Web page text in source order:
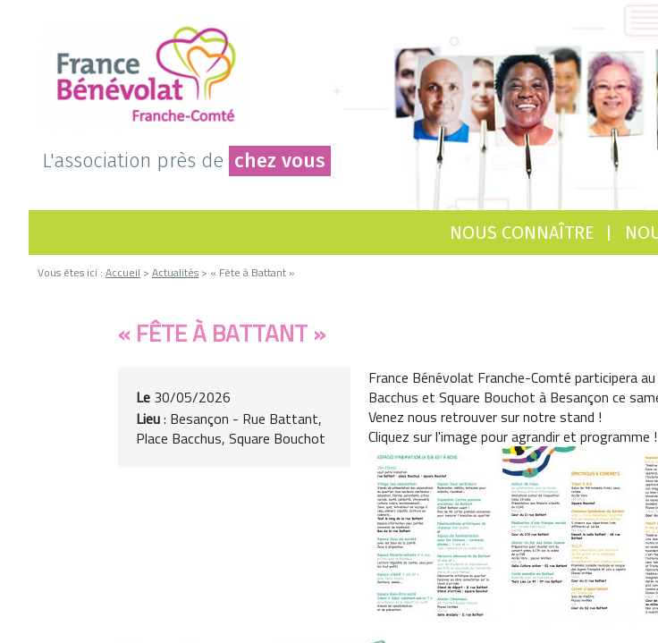
L'association près de chez vous
NOUS CONNAÎTRE
Vous êtes ici : Accueil > Actualités > « Fête à Battant »
« FÊTE À BATTANT »
Le 30/05/2026
Lieu: Besançon - Rue Battant,
Place Bacchus, Square Bouchot
France Bénévolat Franche-Comté participera
Bacchus et Square Bouchot à Besançon ce
Venez nous retrouver sur notre stand !
Cliquez sur l'image pour agrandir et programme !